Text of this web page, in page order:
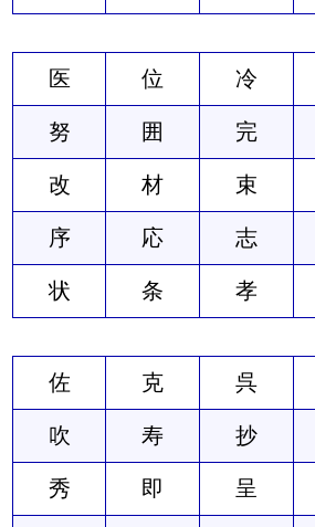
医 位 冷
努 囲 完
改 材 束
序 応 志
状 条 孝
佐 克 呉
吹 寿 抄
秀 即 呈